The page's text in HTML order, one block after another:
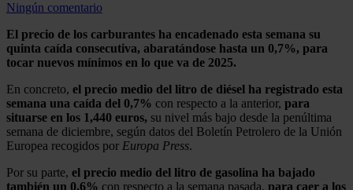
Ningún comentario
El precio de los carburantes ha encadenado esta semana su
quinta caída consecutiva, abaratándose hasta un 0,7%, para
tocar nuevos mínimos en lo que va de 2025.
En concreto, el precio medio del litro de diésel ha registrado esta
semana una caída del 0,7% con respecto a la anterior, para
situarse en los 1,440 euros, su nivel más bajo desde la penúltima
semana de diciembre, según datos del Boletín Petrolero de la Unión
Europea recogidos por Europa Press.
Por su parte, el precio medio del litro de gasolina ha bajado
también un 0,6% con respecto a la semana pasada, para caer a los